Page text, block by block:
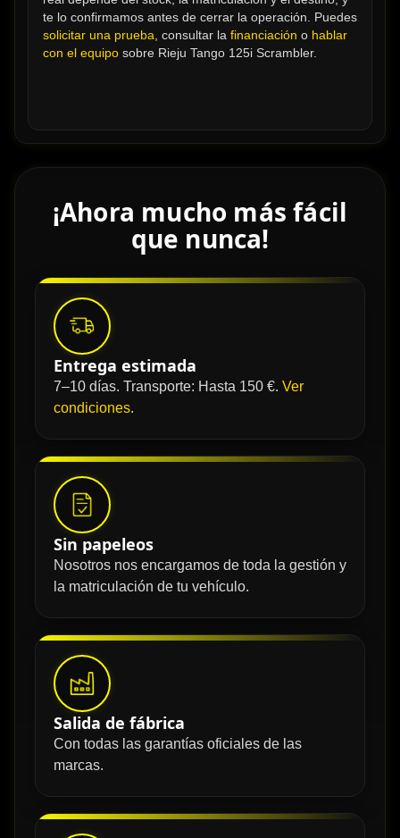
solicitar una prueba , consultar la financiación o hablar
con el equipo sobre Rieju Tango 125i Scrambler.
¡Ahora mucho más fácil
que nunca!
Entrega estimada
7–10 días. Transporte: Hasta 150 €. Ver
condiciones.
Sin papeleos
Nosotros nos encargamos de toda la gestión y
la matriculación de tu vehículo.
Salida de fábrica
Con todas las garantías oficiales de las
marcas.